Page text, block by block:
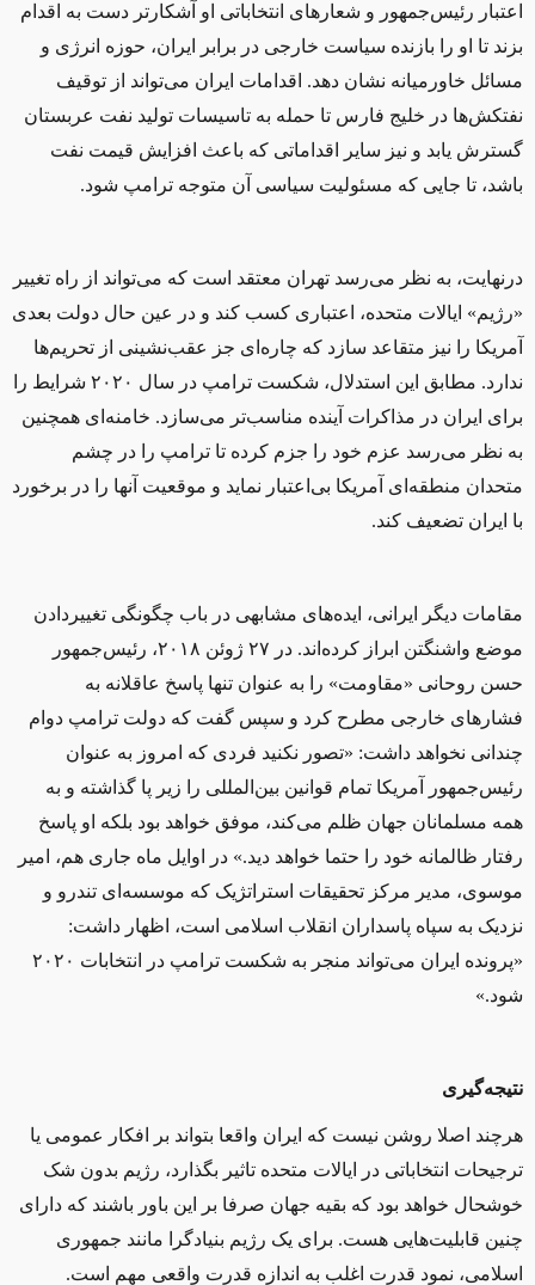
اعتبار رئیس‌جمهور و شعارهای انتخاباتی او آشکارتر دست به اقدام
بزند تا او را بازنده‌ سیاست خارجی در برابر ایران، حوزه انرژی و
مسائل خاورمیانه نشان دهد. اقدامات ایران می‌تواند از توقیف
نفتکش‌ها در خلیج فارس تا حمله به تاسیسات تولید نفت عربستان
گسترش یابد و نیز سایر اقداماتی که باعث افزایش قیمت نفت
باشد، تا جایی که مسئولیت سیاسی آن متوجه ترامپ شود.
درنهایت، به نظر می‌رسد تهران معتقد است که می‌تواند از راه تغییر
«رژیم» ایالات متحده، اعتباری کسب کند و در عین حال دولت بعدی
آمریکا را نیز متقاعد سازد که چاره‌ای جز عقب‌نشینی از تحریم‌ها
ندارد. مطابق این استدلال، شکست ترامپ در سال ۲۰۲۰ شرایط را
برای ایران در مذاکرات آینده مناسب‌تر می‌سازد. خامنه‌ای همچنین
به نظر می‌رسد عزم خود را جزم کرده تا ترامپ را در چشم
متحدان منطقه‌ای آمریکا بی‌اعتبار نماید و موقعیت آنها را در برخورد
با ایران تضعیف کند.
مقامات دیگر ایرانی، ایده‌های مشابهی در باب چگونگی تغییردادن
موضع واشنگتن ابراز کرده‌اند. در ۲۷ ژوئن ۲۰۱۸، رئیس‌جمهور
حسن روحانی «مقاومت» را به عنوان تنها پاسخ عاقلانه به
فشارهای خارجی مطرح کرد و سپس گفت که دولت ترامپ دوام
چندانی نخواهد داشت: «تصور نکنید فردی که امروز به عنوان
رئیس‌جمهور آمریکا تمام قوانین بین‌المللی را زیر پا گذاشته و به
همه مسلمانان جهان ظلم می‌کند، موفق خواهد بود بلکه او پاسخ
رفتار ظالمانه خود را حتما خواهد دید.» در اوایل ماه جاری هم، امیر
موسوی، مدیر مرکز تحقیقات استراتژیک که موسسه‌‌ای تندرو و
نزدیک به سپاه پاسداران انقلاب اسلامی است، اظهار داشت:
«پرونده ایران می‌تواند منجر به شکست ترامپ در انتخابات ۲۰۲۰
شود.»
نتیجه‌گیری
هرچند اصلا روشن نیست که ایران واقعا بتواند بر افکار عمومی یا
ترجیحات انتخاباتی در ایالات متحده تاثیر بگذارد، رژیم بدون شک
خوشحال خواهد بود که بقیه جهان صرفا بر این باور باشند که دارای
چنین قابلیت‌هایی هست. برای یک رژیم بنیادگرا مانند جمهوری
اسلامی، نمود قدرت اغلب به اندازه قدرت واقعی مهم است.